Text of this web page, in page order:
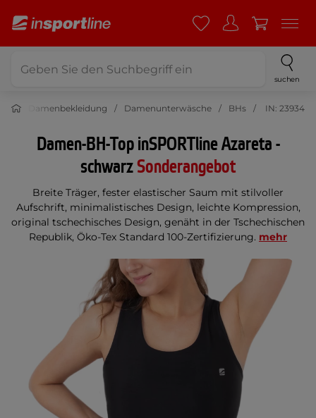
suchen
Damenbekleidung Damenunterwäsche BHs IN: 23934
Damen-BH-Top inSPORTline Azareta -
schwarzSonderangebot
Breite Träger, fester elastischer Saum mit stilvoller
Aufschrift, minimalistisches Design, leichte Kompression,
original tschechisches Design, genäht in der Tschechischen
Republik, Öko-Tex Standard 100-Zertifizierung. mehr